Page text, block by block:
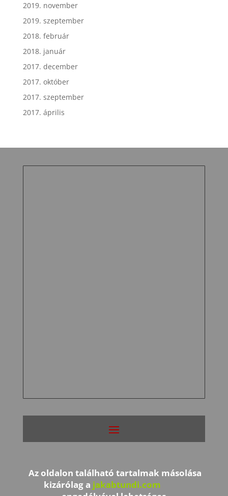
2019. november
2019. szeptember
2018. február
2018. január
2017. december
2017. október
2017. szeptember
2017. április
Az oldalon található tartalmak másolása
kizárólag a jakabtundi.com